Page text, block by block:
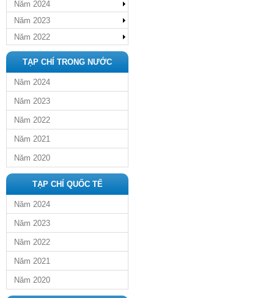
Năm 2024
Năm 2023
Năm 2022
TẠP CHÍ TRONG NƯỚC
Năm 2024
Năm 2023
Năm 2022
Năm 2021
Năm 2020
TẠP CHÍ QUỐC TẾ
Năm 2024
Năm 2023
Năm 2022
Năm 2021
Năm 2020